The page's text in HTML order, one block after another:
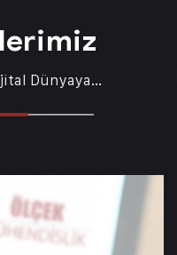
Dünyaya...